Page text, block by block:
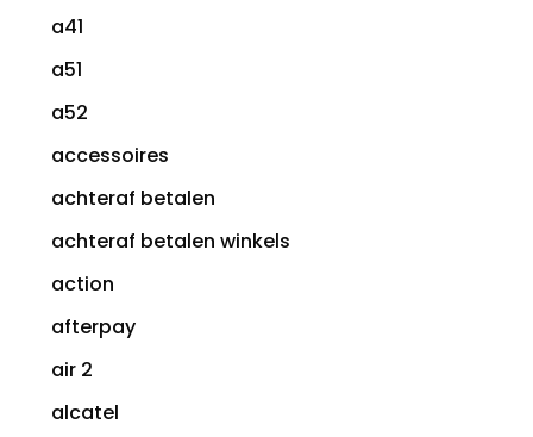
a41
a51
a52
accessoires
achteraf betalen
achteraf betalen winkels
action
afterpay
air 2
alcatel